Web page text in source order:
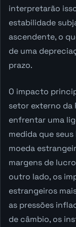
interpretarão
estabilidade
ascendente, o
de uma
prazo.
O impacto
setor externo da
enfrentar uma
medida que
moeda
margens de
outro lado, os
estrangeiros
as pressões
de câmbio, os